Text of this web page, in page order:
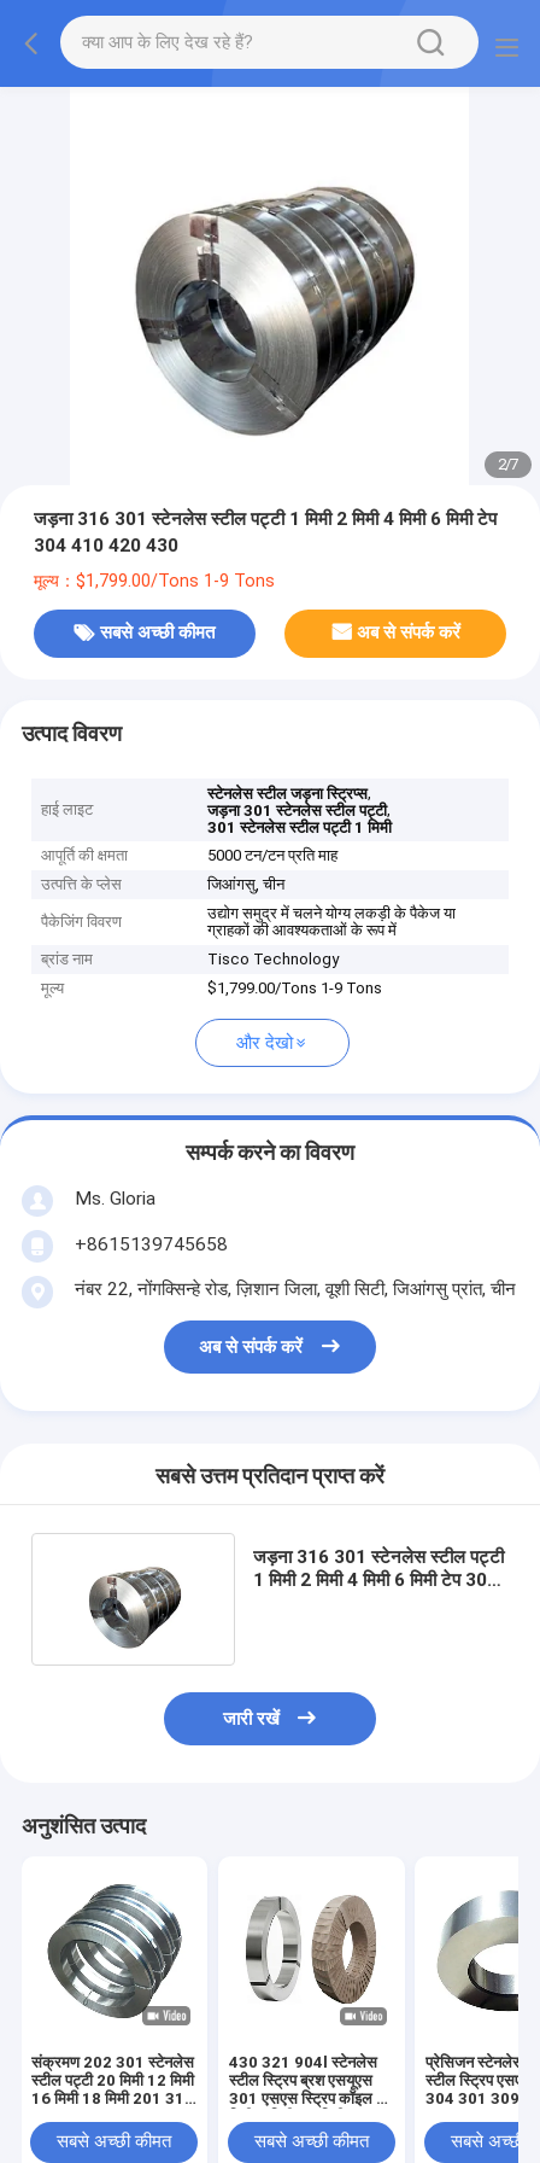
2/7
जड़ना 316 301 स्टेनलेस स्टील पट्टी 1 मिमी 2 मिमी 4 मिमी 6 मिमी टेप
304 410 420 430
मूल्य：$1,799.00/Tons 1-9 Tons
सबसे अच्छी कीमत अब से संपर्क करें
उत्पाद विवरण
हाई लाइट
स्टेनलेस स्टील जड़ना स्ट्रिप्स,
जड़ना 301 स्टेनलेस स्टील पट्टी,
301 स्टेनलेस स्टील पट्टी 1 मिमी
आपूर्ति की क्षमता
5000 टन/टन प्रति माह
उत्पत्ति के प्लेस
जिआंगसु, चीन
पैकेजिंग विवरण
उद्योग समुद्र में चलने योग्य लकड़ी के पैकेज या
ग्राहकों की आवश्यकताओं के रूप में
ब्रांड नाम
Tisco Technology
मूल्य
$1,799.00/Tons 1-9 Tons
और देखो
सम्पर्क करने का विवरण
Ms. Gloria
+8615139745658
नंबर 22, नोंगक्सिन्हे रोड, ज़िशान जिला, वूशी सिटी, जिआंगसु प्रांत, चीन
अब से संपर्क करें
सबसे उत्तम प्रतिदान प्राप्त करें
जड़ना 316 301 स्टेनलेस स्टील पट्टी
1 मिमी 2 मिमी 4 मिमी 6 मिमी टेप 304
जारी रखें
अनुशंसित उत्पाद
संक्रमण 202 301 स्टेनलेस
स्टील पट्टी 20 मिमी 12 मिमी
16 मिमी 18 मिमी 201 316
सबसे अच्छी कीमत
430 321 904l स्टेनलेस
स्टील स्ट्रिप ब्रश एसयूएस
301 एसएस स्ट्रिप कॉइल 3
सबसे अच्छी कीमत
प्रेसिजन स्टेनलेस
स्टील स्ट्रिप एसएस
304 301
सबसे अच्छी